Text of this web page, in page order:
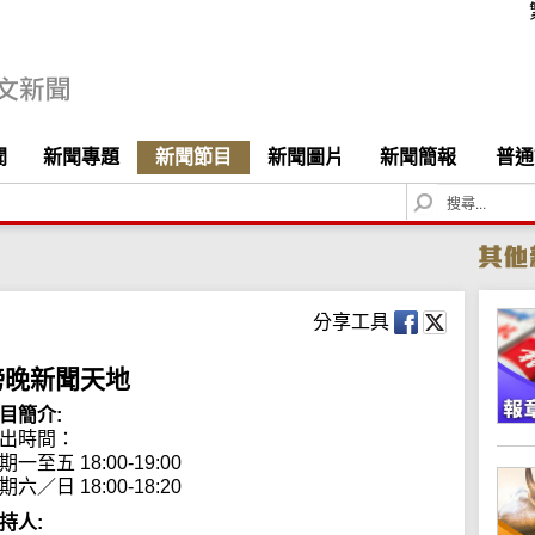
新聞專題 新聞節目 新聞圖片 新聞簡報
普
S
e
c
h
分享工具
晚新聞天地
簡介:
時間：
一至五 18:00-19:00
六／日 18:00-18:20
人: